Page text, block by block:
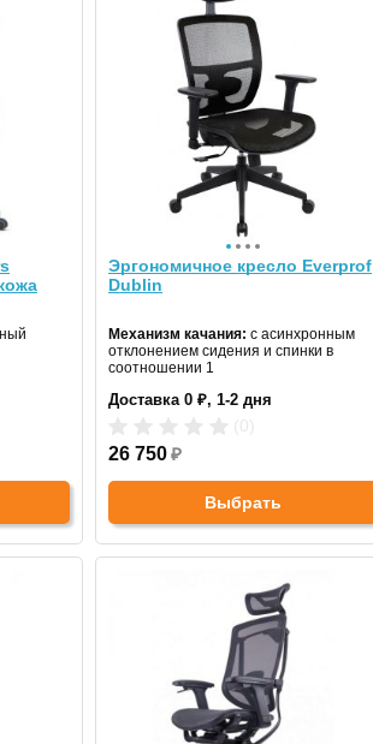
Эргономичное кресло Everprof
Dublin
Механизм качания: с асинхронным
отклонением сидения и спинки в
соотношении 1
Макс. нагрузка:120 кг
Регулировка высоты:
Доставка 0 ₽, 1-2 дня
26 750₽
Выбрать